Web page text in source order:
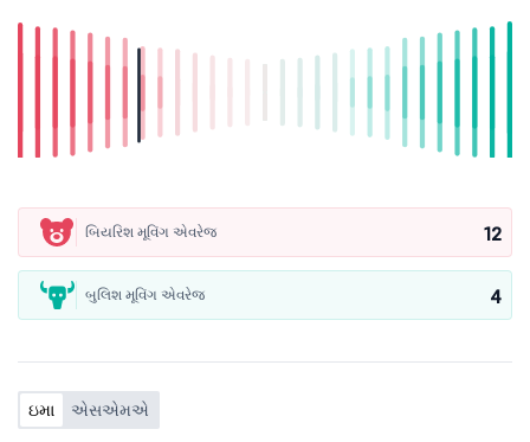
બિયરિશ મૂવિંગ એવરેજ 12
બુલિશ મૂવિંગ એવરેજ 4
ઇમા એસએમએ